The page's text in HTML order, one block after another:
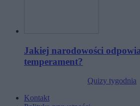
Jakiej narodowości
temperament?
Quizy tygodnia
Kontakt